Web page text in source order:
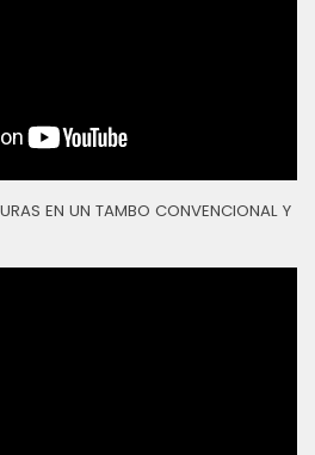
EN UN TAMBO CONVENCIONAL Y